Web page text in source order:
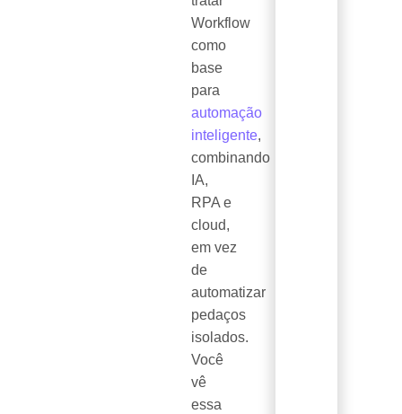
Workflow
como
base
para
automação
inteligente,
combinando
IA,
RPA e
cloud,
em vez
de
automatizar
pedaços
isolados.
Você
vê
essa